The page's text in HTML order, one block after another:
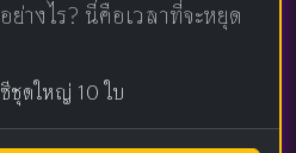
างไร? นี่คือเวลาที่จะหยุด
ชุดใหญ่ 10 ใบ